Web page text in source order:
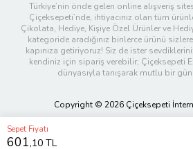
Sepet Fiyatı
601,10 TL
Türkiye’nin önde gelen online alışveriş
Çiçeksepeti’nde, ihtiyacınız olan tüm
Çikolata, Hediye, Kişiye Özel Ürünler ve
kategoride aradığınız binlerce ürünü
kapınıza getiriyoruz! Siz de ister
kendiniz için sipariş verebilir; Çiçeksepeti
dünyasıyla tanışarak mutlu bir
Copyright © 2026 Çiçeksepeti